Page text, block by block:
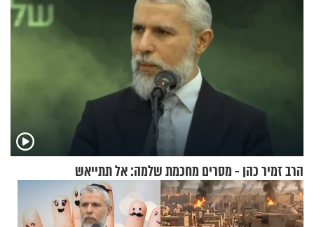
הרב זמיר כהן - מסרים מחכמת שלמה: אל תתייאש